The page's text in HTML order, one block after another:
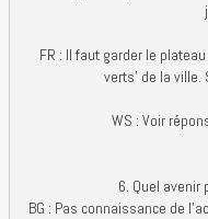
FR : Il faut garder le
verts’ de la
WS : Voir
6. Quel avenir
BG : Pas connaissance de